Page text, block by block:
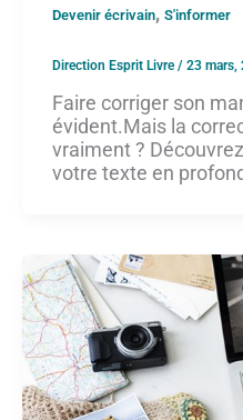
Devenir écrivain, S'informer
Direction Esprit Livre/ 23 mars,
Faire corriger son
évident.Mais la
vraiment ?
votre texte en